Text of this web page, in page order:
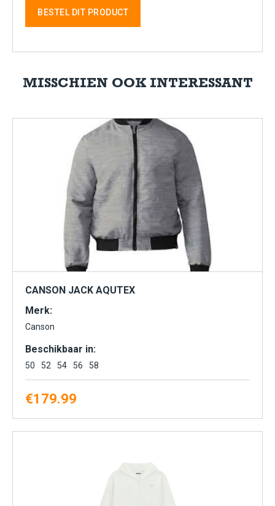
BESTEL DIT PRODUCT
MISSCHIEN OOK INTERESSANT
CANSON JACK AQUTEX
Merk:
Canson
Beschikbaar in:
50 52 54 56 58
€179.99